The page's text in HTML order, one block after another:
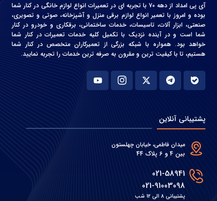
آی پی امداد از دهه 70 با تجربه ای در تعمیرات انواع لوازم خانگی در کنار شما
بوده و امروز با تعمیر انواع لوازم برقی منزل و آشپزخانه، صوتی و‌ تصویری،
صنعتی، ابزار آلات، تاسیسات، خدمات ساختمانی، برقکاری و خودرو در کنار
شما است و در آینده نزدیک با تکمیل کلیه خدمات تعمیرات در کنار شما
خواهد بود. همواره با شبکه بزرگی از تعمیرکاران متخصص در کنار شما
هستیم، تا با کیفیت ترین و مقرون به صرفه ترین خدمات را تجربه نمایید.
پشتیبانی آنلاین
میدان فاطمی، خیابان چهلستون
بین 4 و 6 پلاک 44
021-58941
021-91003098
پشتیبانی 8 الی 12 شب